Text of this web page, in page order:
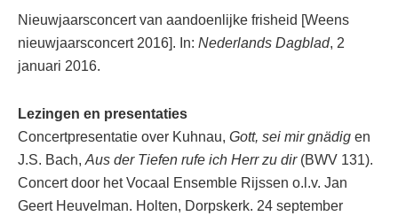
Nieuwjaarsconcert van aandoenlijke frisheid [Weens
nieuwjaarsconcert 2016]. In: Nederlands Dagblad, 2
januari 2016.
Lezingen en presentaties
Concertpresentatie over Kuhnau, Gott, sei mir gnädig en
J.S. Bach, Aus der Tiefen rufe ich Herr zu dir(BWV 131).
Concert door het Vocaal Ensemble Rijssen o.l.v. Jan
Geert Heuvelman. Holten, Dorpskerk. 24 september